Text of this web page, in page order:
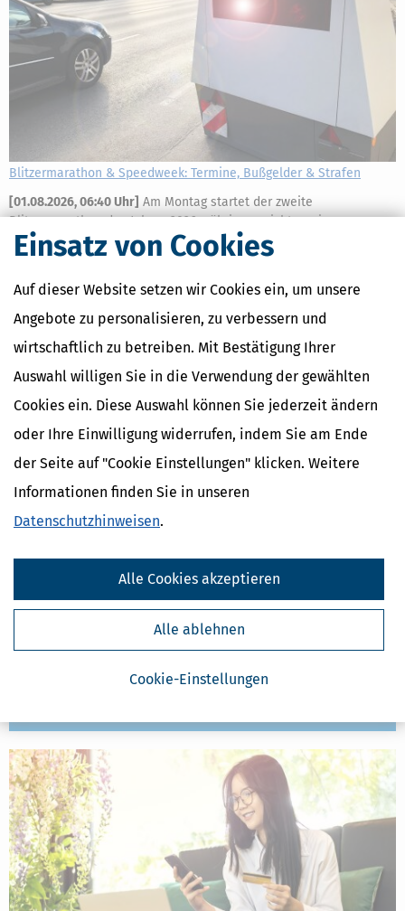
Einsatz von Cookies
Auf dieser Website setzen wir Cookies ein, um unsere
Angebote zu personalisieren, zu verbessern und
wirtschaftlich zu betreiben. Mit Bestätigung Ihrer
Auswahl willigen Sie in die Verwendung der gewählten
Cookies ein. Diese Auswahl können Sie jederzeit ändern
oder Ihre Einwilligung widerrufen, indem Sie am Ende
der Seite auf "Cookie Einstellungen" klicken. Weitere
Informationen finden Sie in unseren
Datenschutzhinweisen.
Cookie-Einstellungen
Alle ablehnen
Alle Cookies akzeptieren
Blitzermarathon & Speedweek: Termine, Bußgelder & Strafen
[01.08.2026, 06:40 Uhr] Am Montag startet der zweite
Blitzermarathon des Jahres 2026 – übrigens nicht nur in
Deutschland, sondern in ganz Europa. Anders als bei der
Speedweek im April gibt es im August keinen Hauptkontrolltag. Wir
mehr
Neue Euro-Scheine gesucht: Europa darf über sein künftiges
Wer glaubt, Banknoten seien einfach nur
bedrucktes Papier für den Weg zum Bäcker, dürfte bei der
werden. Die EZB hat zehn Designvorschläge für die nächste Euro-